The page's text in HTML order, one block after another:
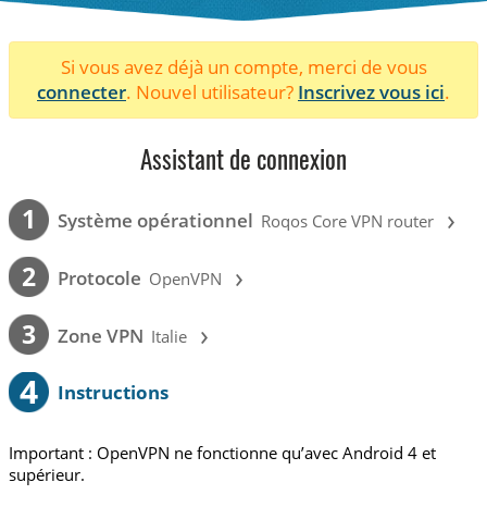
Si vous avez déjà un compte, merci de vous
connecter. Nouvel utilisateur? Inscrivez vous ici.
Assistant de connexion
1 Système opérationnel Roqos Core VPN router ›
2 Protocole OpenVPN ›
3 Zone VPN Italie ›
4 Instructions
Important : OpenVPN ne fonctionne qu’avec Android 4 et
supérieur.